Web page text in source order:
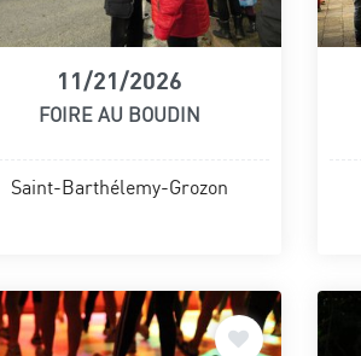
11/21/2026
FOIRE AU BOUDIN
Saint-Barthélemy-Grozon